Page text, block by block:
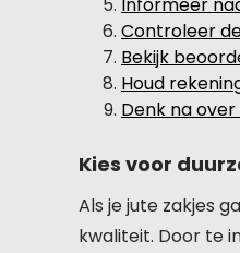
Controleer
Bekijk
Houd
Denk na
Kies voor
Als je jute zakjes
kwaliteit. Door te